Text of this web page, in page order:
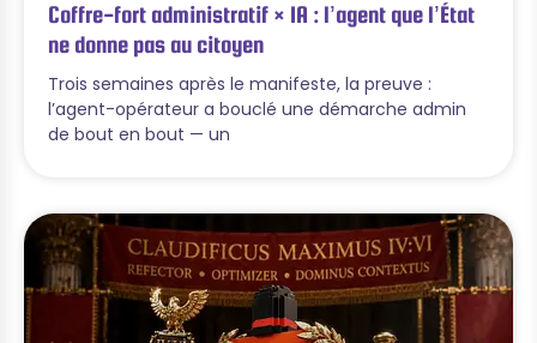
Coffre-fort administratif × IA : l’agent que l’État
ne donne pas au citoyen
Trois semaines après le manifeste, la preuve :
l’agent-opérateur a bouclé une démarche admin
de bout en bout — un